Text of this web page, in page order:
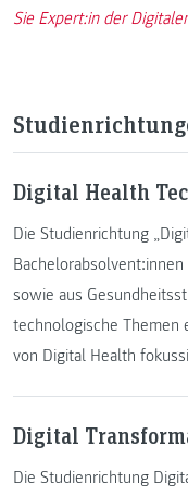
Sie Expert:in der
Digital Health
Die Studienrichtung
sowie aus
technologische
von Digital Health
Digital
Die Studienrichtung